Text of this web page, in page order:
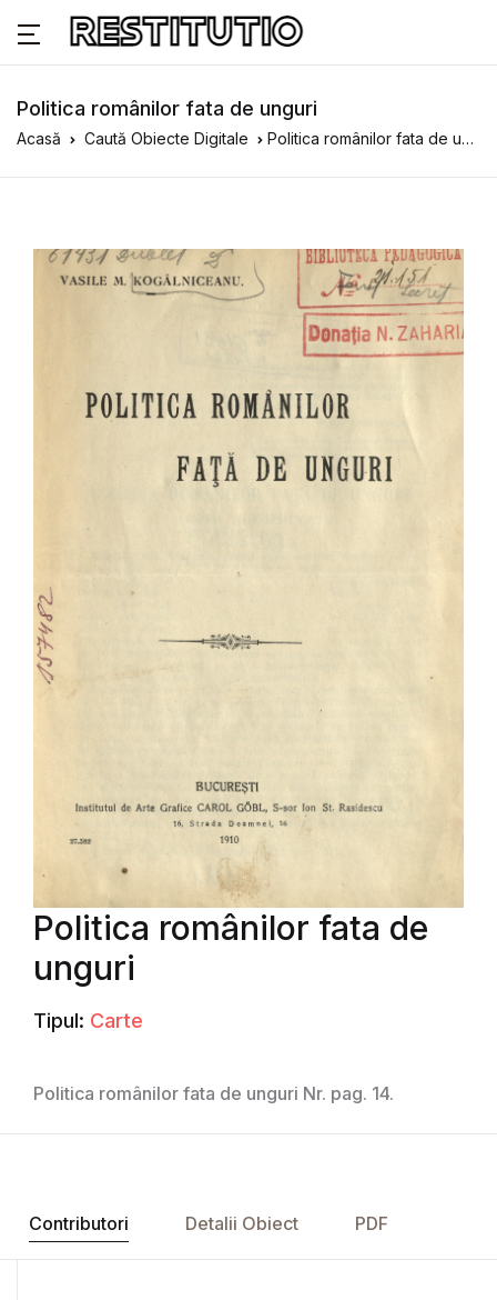
Politica românilor fata de unguri
Acasă Caută Obiecte Digitale Politica românilor fata de unguri
Politica românilor fata de
unguri
Tipul: Carte
Politica românilor fata de unguri Nr. pag. 14.
Contributori Detalii Obiect PDF